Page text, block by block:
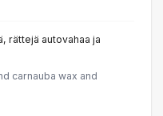
rättejä autovahaa ja
carnauba wax and